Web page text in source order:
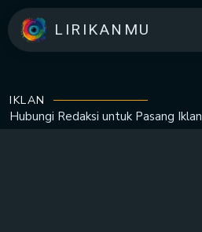
LIRIKANMU
IKLAN
Hubungi Redaksi untuk Pasang Iklan